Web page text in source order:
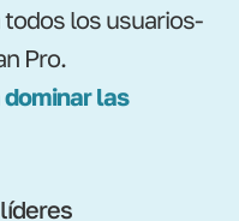
los usuarios-
Pro.
las